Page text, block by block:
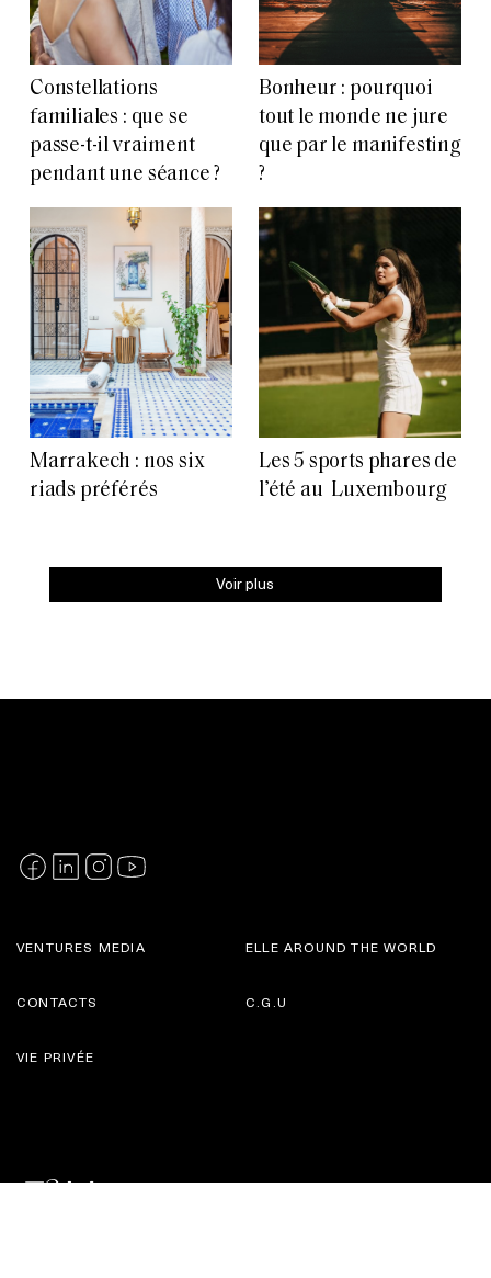
Constellations
familiales : que se
passe-t-il vraiment
pendant une séance ?
Bonheur : pourquoi
tout le monde ne jure
que par le manifesting
?
Marrakech : nos six
riads préférés
Les 5 sports phares de
l’été au Luxembourg
Voir plus
VENTURES MEDIA
CONTACTS
ELLE AROUND THE WORLD
C.G.U
VIE PRIVÉE